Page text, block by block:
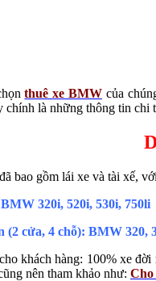
thuê xe BMWcủa
chính là những thông tin chi
đã bao gồm lái xe và tài xế,
320i, 520i, 530i, 750li
cửa, 4 chỗ): BMW 320,
khách hàng: 100% xe
nên tham khảo như: Cho